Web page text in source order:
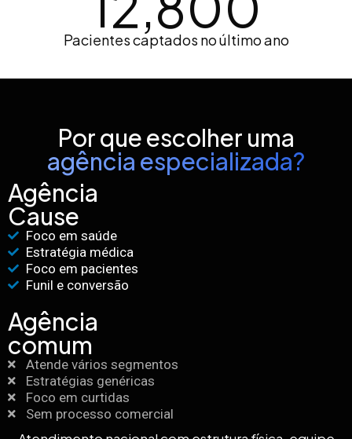
Pacientes captados no último ano
Por que escolher uma
agência especializada?
Agência
Cause
Foco em saúde
Estratégia médica
Foco em pacientes
Funil e conversão
Agência
comum
Atende vários segmentos
Estratégias genéricas
Foco em curtidas
Sem processo comercial